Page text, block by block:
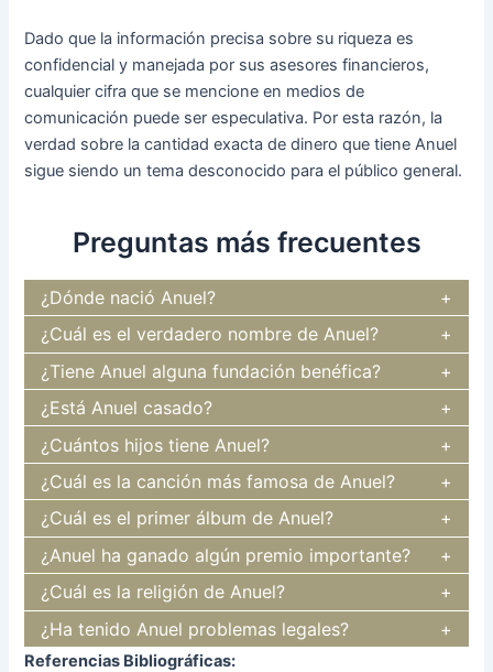
Dado que la información precisa sobre su riqueza es
confidencial y manejada por sus asesores financieros,
cualquier cifra que se mencione en medios de
comunicación puede ser especulativa. Por esta razón, la
verdad sobre la cantidad exacta de dinero que tiene Anuel
sigue siendo un tema desconocido para el público general.
Preguntas más frecuentes
¿Dónde nació Anuel?
¿Cuál es el verdadero nombre de Anuel?
¿Tiene Anuel alguna fundación benéfica?
¿Está Anuel casado?
¿Cuántos hijos tiene Anuel?
¿Cuál es la canción más famosa de Anuel?
¿Cuál es el primer álbum de Anuel?
¿Anuel ha ganado algún premio importante?
¿Cuál es la religión de Anuel?
¿Ha tenido Anuel problemas legales?
Referencias Bibliográficas: